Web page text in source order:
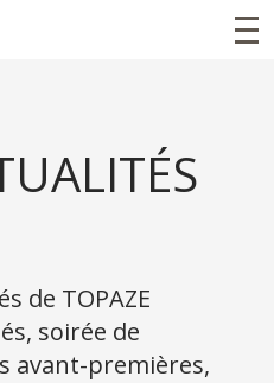
de TOPAZE
soirée de
avant-premières,